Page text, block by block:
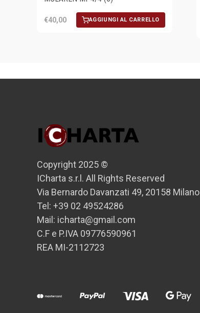
€40,00 AGGIUNGI AL CARRELLO
Copyright 2025 ©
ICharta s.r.l. All Rights Reserved
Via Bernardo Davanzati 49, 20158 Milano
Tel: +39 02 49524286
Mail: icharta@gmail.com
C.F e P.IVA 09776590961
REA MI-2112723